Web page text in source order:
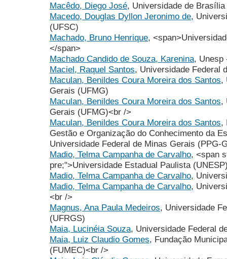
Macêdo, Diego José, Universidade de
Macedo, Douglas Dyllon Jeronimo de,
(UFSC)
Machado, Bruno Henrique,
</span>
Machado Candido de Souza, Karenina, Unesp
Maciel, Raquel Santos, Universidade Federal
Maculan, Benildes Coura Moreira dos Santos,
Gerais (UFMG)
Maculan, Benildes Coura Moreira dos Santos,
Gerais (UFMG)<br />
Maculan, Benildes Coura Moreira dos Santos,
Gestão e Organização do Conhecimento da
Universidade Federal de Minas Gerais (PPG-
Madio, Telma Campanha de Carvalho, <span
pre;">Universidade Estadual Paulista
Madio, Telma Campanha de Carvalho,
Madio, Telma Campanha de Carvalho,
<br />
Magnus, Ana Paula Medeiros, Universidade
(UFRGS)
Maia, Lucinéia Souza, Universidade Federal
Maia, Luiz Claudio Gomes, Fundação
(FUMEC)<br />